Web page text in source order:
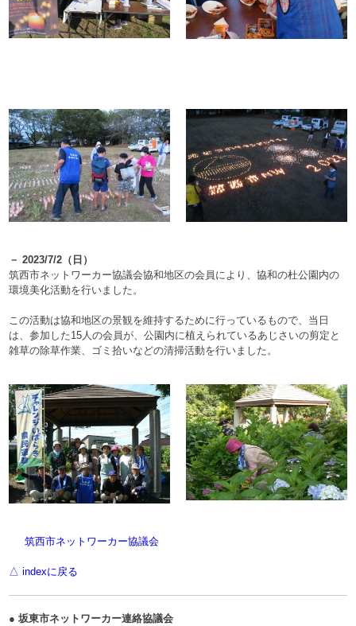
－ 2023/7/2（日）
筑西市ネットワーカー協議会協和地区の会員により、協和の杜公園内の
環境美化活動を行いました。
この活動は協和地区の景観を維持するために行っているもので、当日
は、参加した15人の会員が、公園内に植えられているあじさいの剪定と
雑草の除草作業、ゴミ拾いなどの清掃活動を行いました。
筑西市ネットワーカー協議会
△ indexに戻る
● 坂東市ネットワーカー連絡協議会